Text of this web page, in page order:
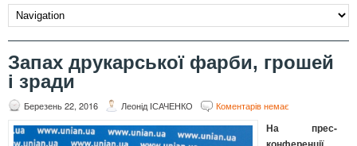
Запах друкарської фарби, грошей
і зради
Березень 22, 2016 Леонід ІСАЧЕНКО Коментарів немає
На прес-